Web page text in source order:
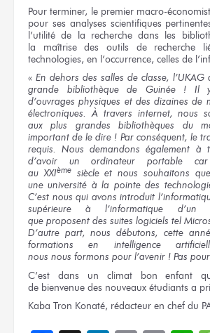
Pour terminer, le premier macro-
pour ses analyses scientifiques
l’utilitéde la recherche dans les
la maîtrise des outils de recherche
technologies, en l’occurrence, celles de
« En dehors des salles de classe, l’UKAG
grande bibliothèquede Guinée ! Il
d’ouvrages physiques et des dizaines de
électroniques. À travers internet, nous
aux plus grandes bibliothèques du
important de le dire ! Par conséquent, le
requis. Nous demandons également à
d’avoir un ordinateur portable
au XXIèmesiècle et nous souhaitons
une université à la pointe des
C’est nous qui avons introduit
supérieureà l’informatique d’un
que proposent des suites logiciels tel
D’autre part,nous débutons, cette
formationsen intelligence
nous nous formons pour l’avenir ! Pas pour
C’est dans un climatbon enfant
de bienvenue des nouveaux étudiants a
Kaba Tron Konaté, rédacteur en chef du